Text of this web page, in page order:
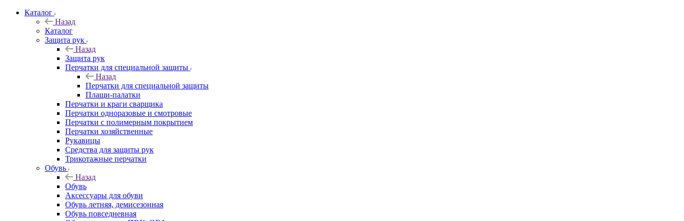
Каталог
Назад
Каталог
Защита рук
Назад
Защита рук
Перчатки для специальной защиты
Назад
Перчатки для специальной защиты
Плащи-палатки
Перчатки и краги сварщика
Перчатки одноразовые и смотровые
Перчатки с полимерным покрытием
Перчатки хозяйственные
Рукавицы
Средства для защиты рук
Трикотажные перчатки
Обувь
Назад
Обувь
Аксессуары для обуви
Обувь летняя, демисезонная
Обувь повседневная